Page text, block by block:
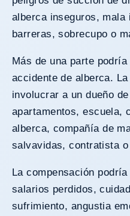
alberca inseguros, mala
barreras, sobrecupo o
Más de una parte
accidente de alberca.
involucrar a un dueño
apartamentos, escuela,
alberca, compañía de
salvavidas, contratista
La compensación
salarios perdidos,
sufrimiento, angustia